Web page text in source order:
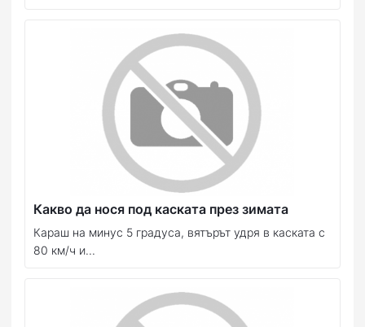
Какво да нося под каската през зимата
Караш на минус 5 градуса, вятърът удря в каската с
80 км/ч и...